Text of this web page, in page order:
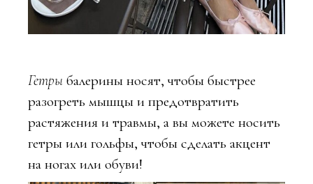
Гетры балерины носят, чтобы быстрее
разогреть мышцы и предотвратить
растяжения и травмы, а вы можете носить
гетры или гольфы, чтобы сделать акцент
на ногах или обуви!